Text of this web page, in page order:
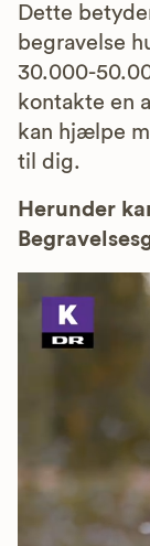
Dette
begravelse
30.000-
kontakte en
kan hjælpe
til dig.
Herunder